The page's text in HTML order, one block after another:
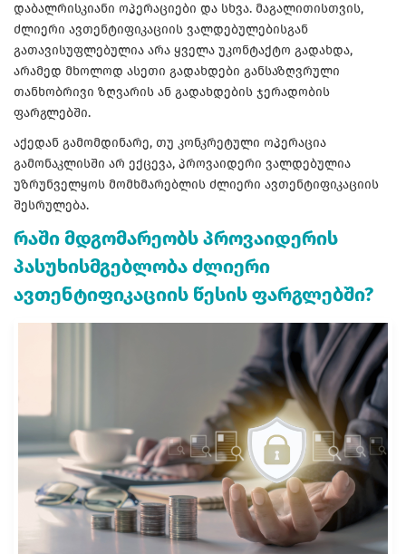
დაბალრისკიანი ოპერაციები და სხვა. მაგალითისთვის,
ძლიერი ავთენტიფიკაციის ვალდებულებისგან
გათავისუფლებულია არა ყველა უკონტაქტო გადახდა,
არამედ მხოლოდ ასეთი გადახდები განსაზღვრული
თანხობრივი ზღვარის ან გადახდების ჯერადობის
ფარგლებში.
აქედან გამომდინარე, თუ კონკრეტული ოპერაცია
გამონაკლისში არ ექცევა, პროვაიდერი ვალდებულია
უზრუნველყოს მომხმარებლის ძლიერი ავთენტიფიკაციის
შესრულება.
რაში მდგომარეობს პროვაიდერის
პასუხისმგებლობა ძლიერი
ავთენტიფიკაციის წესის ფარგლებში?